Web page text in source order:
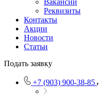
Вакансии
Реквизиты
Контакты
Акции
Новости
Статьи
Подать заявку
+7 (903) 900-38-85